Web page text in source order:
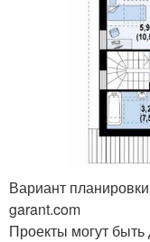
Вариант
garant.com
Проекты могут быть